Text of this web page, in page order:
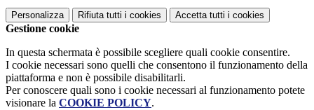
Personalizza Rifiuta tutti i cookies Accetta tutti i cookies
Gestione cookie
In questa schermata è possibile scegliere quali cookie consentire.
I cookie necessari sono quelli che consentono il funzionamento della
piattaforma e non è possibile disabilitarli.
Per conoscere quali sono i cookie necessari al funzionamento potete
visionare la COOKIE POLICY.